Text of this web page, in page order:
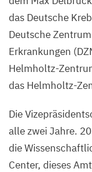
das Deutsche
Deutsche
Erkrankungen (
Helmholtz-
das Helmholtz-
Die
alle zwei Jahre.
die
Center, dieses